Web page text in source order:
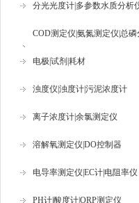
分光光度计|多参数水质分析
COD测定仪|氨氮测定仪|总磷
仪
电极|试剂|耗材
浊度仪|浊度计|污泥浓度计
离子浓度计|余氯测定仪
溶解氧测定仪|DO控制器
电导率测定仪|EC计|电阻率仪
PH计|酸度计|ORP测定仪